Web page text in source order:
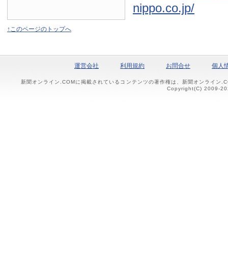
nippo.co.jp/
↑このページのトップへ
運営会社 利用規約 お問合せ 個人
新聞オンライン.COMに掲載されているコンテンツの著作権は、新聞オンライン
Copyright(C) 2009-